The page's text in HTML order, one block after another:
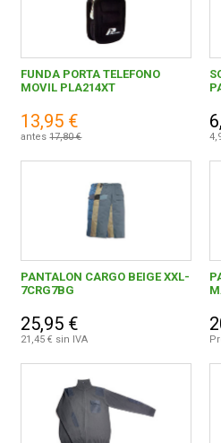
FUNDA PORTA TELEFONO
MOVIL PLA214XT
13,95 €
antes17,80 €
PANTALON CARGO BEIGE XXL-
7CRG7BG
25,95 €
21,45 € sin IVA